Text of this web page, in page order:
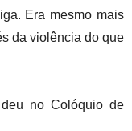
Era mesmo mais
da violência do que
no Colóquio de